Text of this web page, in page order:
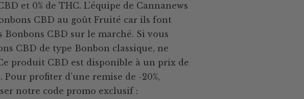
et 0% de THC. L’équipe de Cannanews
CBD au goût Fruité car ils font
CBD sur le marché. Si vous
CBD de type Bonbon classique, ne
produit CBD est disponible à un prix de
Pour profiter d’une remise de -20%,
notre code promo exclusif :